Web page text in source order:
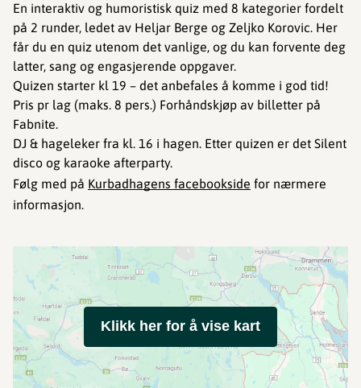
En interaktiv og humoristisk quiz med 8 kategorier fordelt
på 2 runder, ledet av Heljar Berge og Zeljko Korovic. Her
får du en quiz utenom det vanlige, og du kan forvente deg
latter, sang og engasjerende oppgaver.
Quizen starter kl 19 – det anbefales å komme i god tid!
Pris pr lag (maks. 8 pers.) Forhåndskjøp av billetter på
Fabnite.
DJ & hageleker fra kl. 16 i hagen. Etter quizen er det Silent
disco og karaoke afterparty.
Følg med på Kurbadhagens facebookside for nærmere
informasjon.
Klikk her for å vise kart